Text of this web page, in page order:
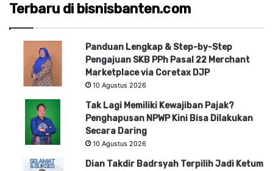
Terbaru di bisnisbanten.com
Panduan Lengkap & Step-by-Step
Pengajuan SKB PPh Pasal 22 Merchant
Marketplace via Coretax DJP
10 Agustus 2026
Tak Lagi Memiliki Kewajiban Pajak?
Penghapusan NPWP Kini Bisa Dilakukan
Secara Daring
10 Agustus 2026
Dian Takdir Badrsyah Terpilih Jadi Ketum